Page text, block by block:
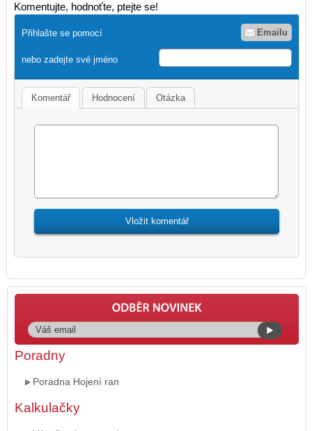
Komentujte, hodnoťte, ptejte se!
Přihlašte se pomocí Emailu
nebo zadejte své jméno
Komentář Hodnocení Otázka
Poradny
Poradna Hojení ran
Kalkulačky